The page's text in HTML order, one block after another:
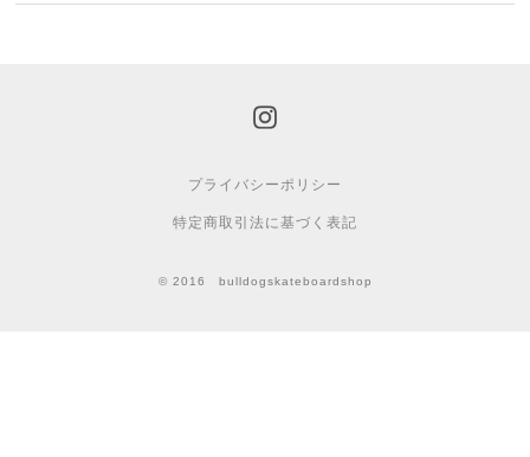
プライバシーポリシー
特定商取引法に基づく表記
© 2016 bulldogskateboardshop